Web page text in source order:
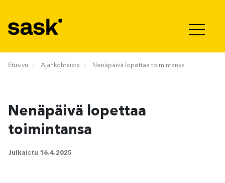
Etusivu Ajankohtaista Nenäpäivä lopettaa toimintansa
Nenäpäivä lopettaa
toimintansa
Julkaistu 16.4.2025